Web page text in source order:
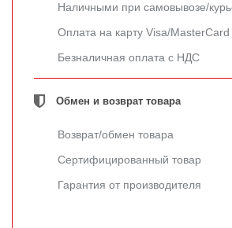
Наличными при самовывозе/
Оплата на карту Visa/MasterCard
Безналичная оплата с НДС
Обмен и возврат товара
Возврат/обмен товара
Сертифицированный товар
Гарантия от производителя